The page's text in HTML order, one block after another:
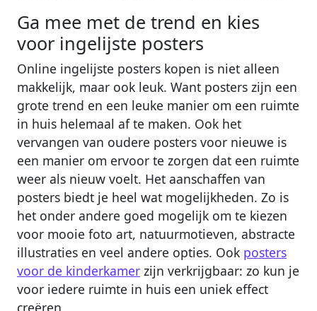
Ga mee met de trend en kies
voor ingelijste posters
Online ingelijste posters kopen is niet alleen
makkelijk, maar ook leuk. Want posters zijn een
grote trend en een leuke manier om een ruimte
in huis helemaal af te maken. Ook het
vervangen van oudere posters voor nieuwe is
een manier om ervoor te zorgen dat een ruimte
weer als nieuw voelt. Het aanschaffen van
posters biedt je heel wat mogelijkheden. Zo is
het onder andere goed mogelijk om te kiezen
voor mooie foto art, natuurmotieven, abstracte
illustraties en veel andere opties. Ook posters
voor de kinderkamer zijn verkrijgbaar: zo kun je
voor iedere ruimte in huis een uniek effect
creëren.